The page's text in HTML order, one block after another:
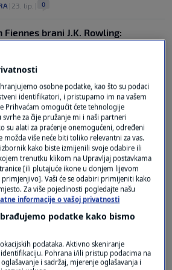
23. lip. 0
Fiennes brani J.K. Rowling:
je zlostavljanje kojem je
|26. lis.|
Oglas
o Harryju Potteru prevedene na
i ponuđene besplatno online
osobne podatke, kao što su podaci
identifikatori, i pristupamo im na vašem
Prihvaćam omogućit ćete tehnologije
za čije pružanje mi i naši partneri
su alati za praćenje onemogućeni, određeni
možda više neće biti toliko relevantni za vas.
kako biste izmijenili svoje odabire ili
trenutku klikom na Upravljaj postavkama
[ili plutajuće ikone u donjem lijevom
primjenjivo]. Vaši će se odabiri primijeniti kako
Za više pojedinosti pogledajte našu
informacije o vašoj privatnosti
podatke kako bismo
podataka. Aktivno skeniranje
Pohrana i/ili pristup podacima na
i sadržaj, mjerenje oglašavanja i